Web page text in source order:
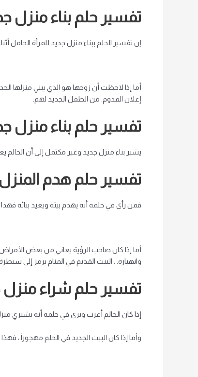
تفسير حلم بناء منزل
إن تفسير الحلم ببناء منزل جديد للمرأة الحامل
أما إذا لاحظت أن زوجها هو الذي يبني منزلها
إعلان القدوم. من الطفل الجديد لهم.
تفسير حلم بناء منزل
يشير بناء منزل جديد وغير مكتمل إلى أن
تفسير حلم هدم المنزل
فمن رأى في حلمه أنه يهدم بيته ويعيد بنائه
أما إذا كان صاحب الرؤية يعاني من بعض
وانهياره. . البيت القديم في المنام يرمز إلى
تفسير حلم شراء منزل
إذا كان الحالم أعزب ويرى في حلمه أنه يشتري
وأما إذا كان البيت الجديد في الحلم مهجوراً ،